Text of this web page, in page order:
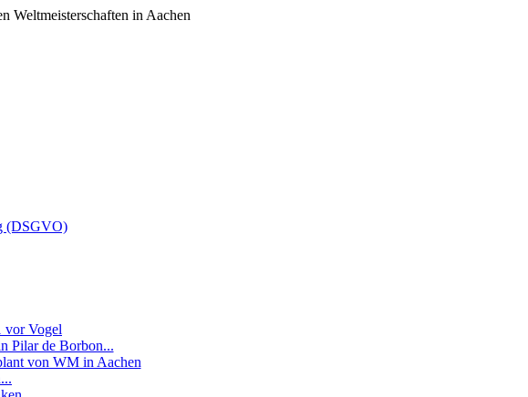
Weltmeisterschaften in Aachen
(DSGVO)
vor Vogel
Pilar de Borbon...
von WM in Aachen